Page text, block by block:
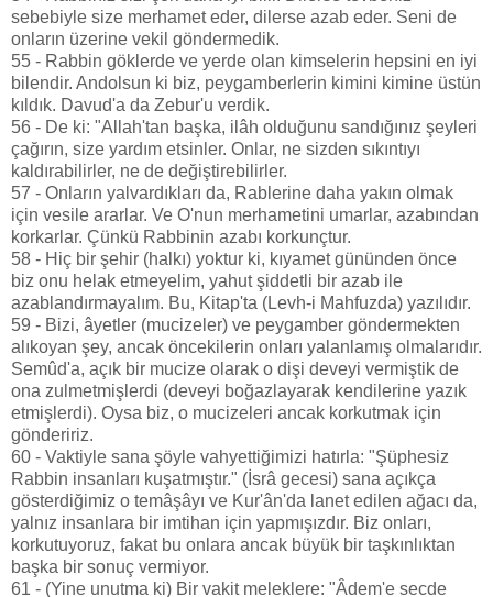
sebebiyle size merhamet eder, dilerse azab eder. Seni de
onların üzerine vekil göndermedik.
55 - Rabbin göklerde ve yerde olan kimselerin hepsini en iyi
bilendir. Andolsun ki biz, peygamberlerin kimini kimine üstün
kıldık. Davud'a da Zebur'u verdik.
56 - De ki: "Allah'tan başka, ilâh olduğunu sandığınız şeyleri
çağırın, size yardım etsinler. Onlar, ne sizden sıkıntıyı
kaldırabilirler, ne de değiştirebilirler.
57 - Onların yalvardıkları da, Rablerine daha yakın olmak
için vesile ararlar. Ve O'nun merhametini umarlar, azabından
korkarlar. Çünkü Rabbinin azabı korkunçtur.
58 - Hiç bir şehir (halkı) yoktur ki, kıyamet gününden önce
biz onu helak etmeyelim, yahut şiddetli bir azab ile
azablandırmayalım. Bu, Kitap'ta (Levh-i Mahfuzda) yazılıdır.
59 - Bizi, âyetler (mucizeler) ve peygamber göndermekten
alıkoyan şey, ancak öncekilerin onları yalanlamış olmalarıdır.
Semûd'a, açık bir mucize olarak o dişi deveyi vermiştik de
ona zulmetmişlerdi (deveyi boğazlayarak kendilerine yazık
etmişlerdi). Oysa biz, o mucizeleri ancak korkutmak için
göndeririz.
60 - Vaktiyle sana şöyle vahyettiğimizi hatırla: "Şüphesiz
Rabbin insanları kuşatmıştır." (İsrâ gecesi) sana açıkça
gösterdiğimiz o temâşâyı ve Kur'ân'da lanet edilen ağacı da,
yalnız insanlara bir imtihan için yapmışızdır. Biz onları,
korkutuyoruz, fakat bu onlara ancak büyük bir taşkınlıktan
başka bir sonuç vermiyor.
61 - (Yine unutma ki) Bir vakit meleklere: "Âdem'e secde